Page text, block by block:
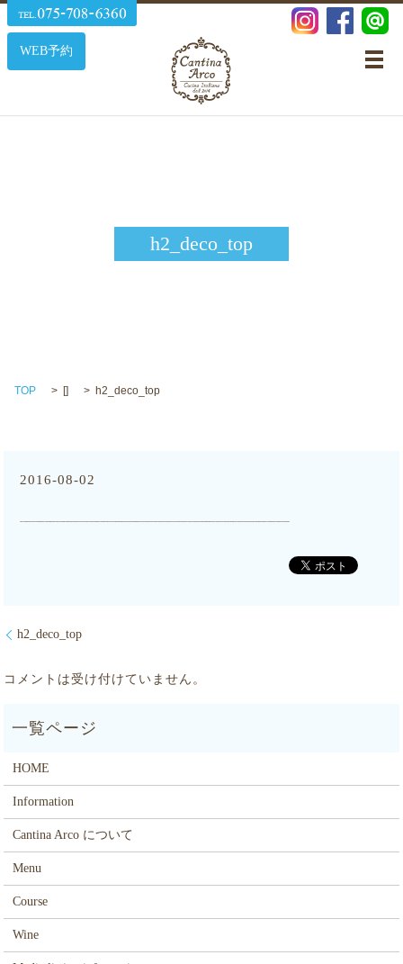
WEB予約
メ
h2_deco_top
TOP [] h2_deco_top
2016-08-02
h2_deco_top
コメントは受け付けていません。
HOME
Information
Cantina Arco について
Menu
Course
Wine